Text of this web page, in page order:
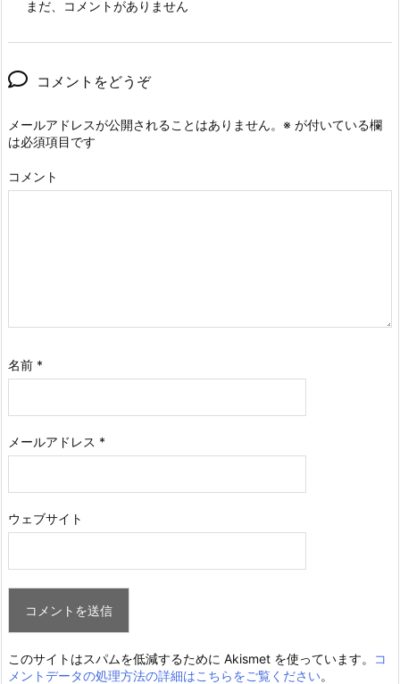
まだ、コメントがありません
コメントをどうぞ
メールアドレスが公開されることはありません。 ※ が付いている欄
は必須項目です
コメント
名前 *
メールアドレス *
ウェブサイト
このサイトはスパムを低減するために Akismet を使っています。
コ
メントデータの処理方法の詳細はこちらをご覧ください。